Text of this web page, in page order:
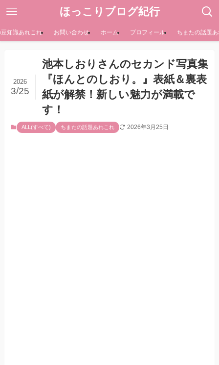
ほっこりブログ紀行
知識あれこれ お問い合わせ ホーム プロフィール ちまたの話題
池本しおりさんのセカンド写真集
『ほんとのしおり。』表紙＆裏表
紙が解禁！新しい魅力が満載で
す！
2026
3/25
ALL(すべて) ちまたの話題あれこれ 2026年3月25日